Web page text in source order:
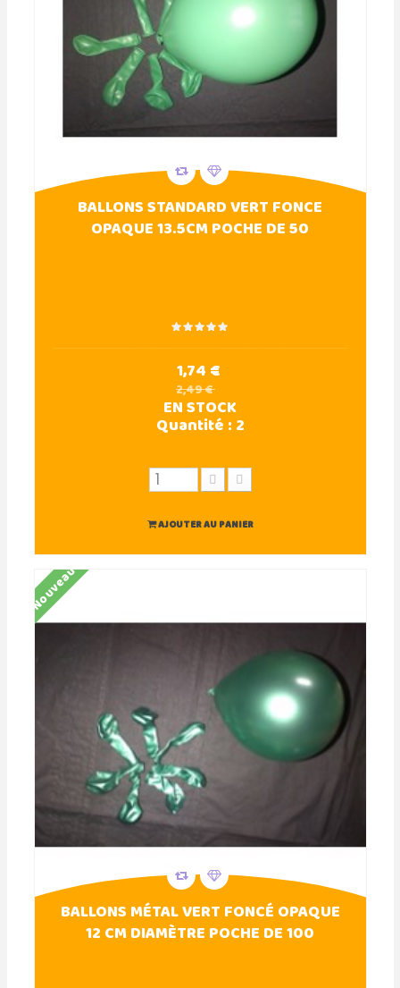
BALLONS STANDARD VERT FONCE
OPAQUE 13.5CM POCHE DE 50
1,74 €
2,49 €
EN STOCK
Quantité :2
AJOUTER AU PANIER
Nouveau
BALLONS MÉTAL VERT FONCÉ OPAQUE
12 CM DIAMÈTRE POCHE DE 100